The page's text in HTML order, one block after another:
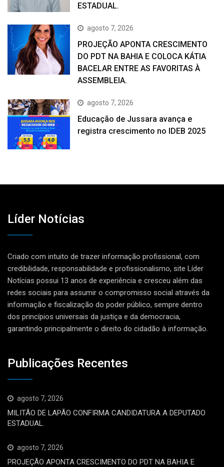
ESTADUAL.
agosto 7, 2026
PROJEÇÃO APONTA CRESCIMENTO
DO PDT NA BAHIA E COLOCA KÁTIA
BACELAR ENTRE AS FAVORITAS À
ASSEMBLEIA.
agosto 7, 2026
Educação de Jussara avança e
registra crescimento no IDEB 2025
Líder Notícias
Criado com intuito de trazer informação profissional, com
credibilidade, responsabilidade e profissionalismo, site Líder
Notícias possui 13 anos de experiência e cresceu além das
redes sociais para assumir o compromisso social através da
informação e fiscalização do poder público, sempre dentro
dos princípios universais da justiça e da democracia,
garantindo principalmente o direito do cidadão à informação.
Publicações Recentes
agosto 7, 2026
MILITÃO DE LAPÃO CONFIRMA CANDIDATURA A DEPUTADO
ESTADUAL.
agosto 7, 2026
PROJEÇÃO APONTA CRESCIMENTO DO PDT NA BAHIA E